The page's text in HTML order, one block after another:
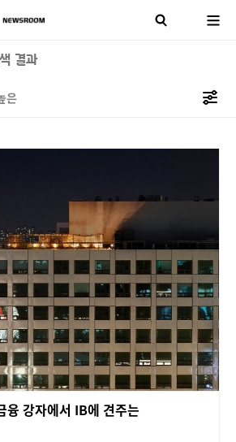
결과
은
융 강자에서 IB에 견주는